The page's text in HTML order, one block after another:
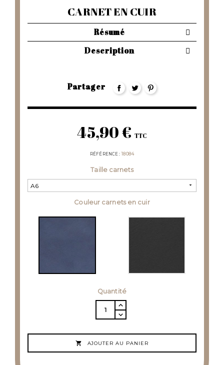
CARNET EN CUIR
Résumé
Description
Partager
45,90 € TTC
RÉFÉRENCE 18084
Taille carnets
Couleur carnets en cuir
Quantité
 AJOUTER AU PANIER